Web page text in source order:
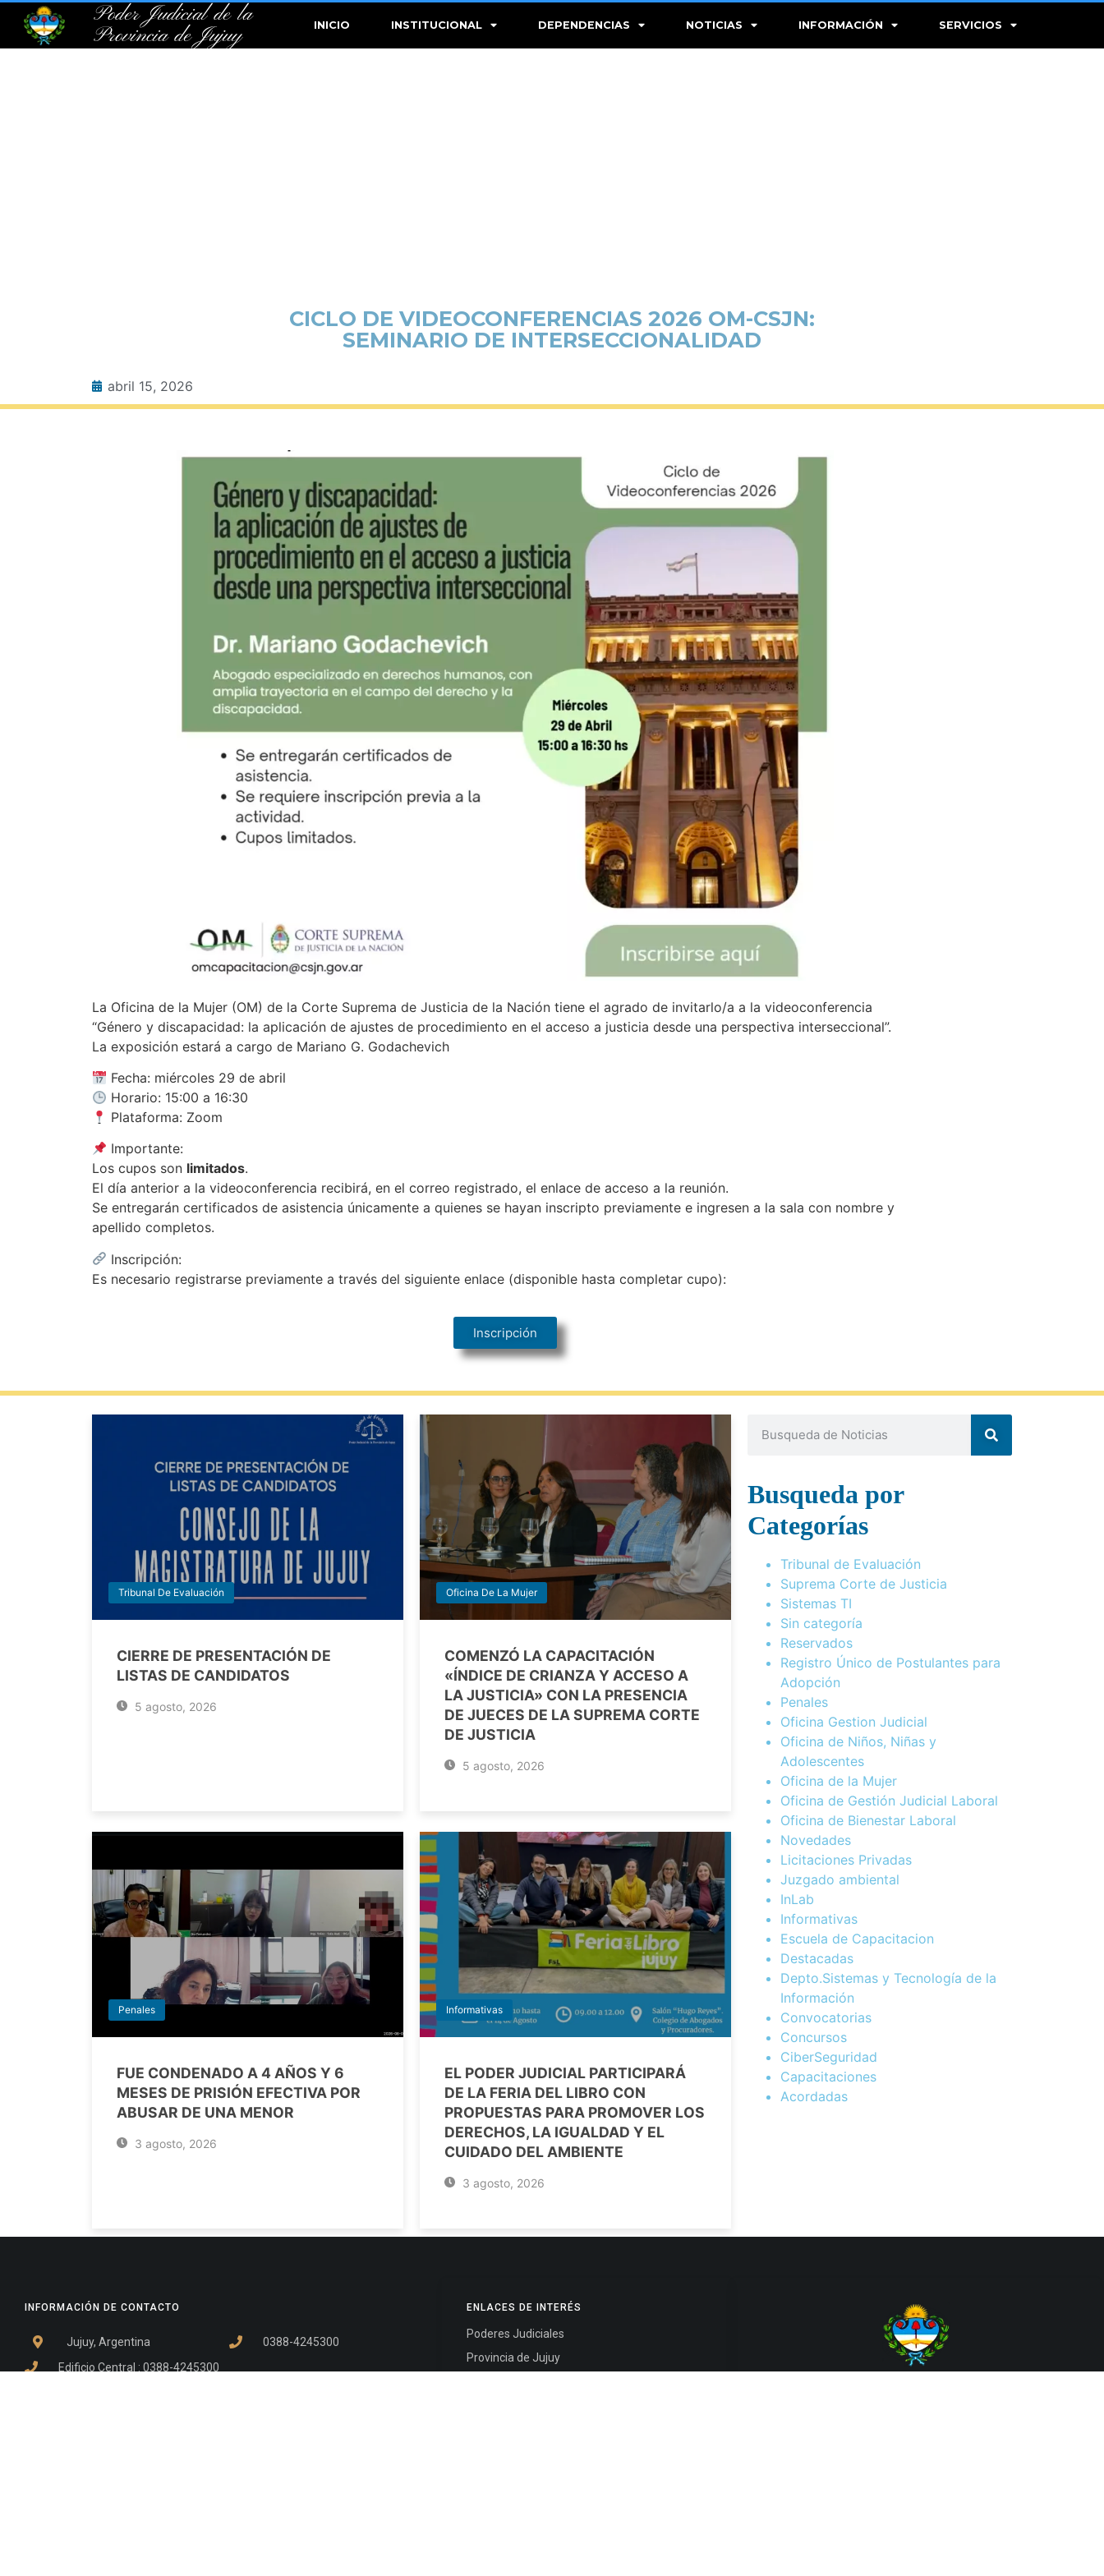
Poder Judicial de la
Provincia de Jujuy
INICIO INSTITUCIONAL DEPENDENCIAS NOTICIAS INFORMACIÓN SERVICIOS
CICLO DE VIDEOCONFERENCIAS 2026 OM-CSJN:
SEMINARIO DE INTERSECCIONALIDAD
abril 15, 2026
La Oficina de la Mujer (OM) de la Corte Suprema de Justicia de la Nación tiene el agrado de invitarlo/a a la videoconferencia
“Género y discapacidad: la aplicación de ajustes de procedimiento en el acceso a justicia desde una perspectiva interseccional”.
La exposición estará a cargo de Mariano G. Godachevich
Fecha: miércoles 29 de abril
Horario: 15:00 a 16:30
Plataforma: Zoom
Importante:
Los cupos son limitados.
El día anterior a la videoconferencia recibirá, en el correo registrado, el enlace de acceso a la reunión.
Se entregarán certificados de asistencia únicamente a quienes se hayan inscripto previamente e ingresen a la sala con nombre y
apellido completos.
Inscripción:
Es necesario registrarse previamente a través del siguiente enlace (disponible hasta completar cupo):
Inscripción
Tribunal De Evaluación
CIERRE DE PRESENTACIÓN DE
LISTAS DE CANDIDATOS
5 agosto, 2026
Oficina De La Mujer
COMENZÓ LA CAPACITACIÓN
«ÍNDICE DE CRIANZA Y ACCESO A
LA JUSTICIA» CON LA PRESENCIA
DE JUECES DE LA SUPREMA CORTE
DE JUSTICIA
5 agosto, 2026
Penales
FUE CONDENADO A 4 AÑOS Y 6
MESES DE PRISIÓN EFECTIVA POR
ABUSAR DE UNA MENOR
3 agosto, 2026
Informativas
EL PODER JUDICIAL PARTICIPARÁ
DE LA FERIA DEL LIBRO CON
PROPUESTAS PARA PROMOVER LOS
DERECHOS, LA IGUALDAD Y EL
CUIDADO DEL AMBIENTE
3 agosto, 2026
Busqueda por
Categorías
Tribunal de Evaluación
Suprema Corte de Justicia
Sistemas TI
Sin categoría
Reservados
Registro Único de Postulantes para
Adopción
Penales
Oficina Gestion Judicial
Oficina de Niños, Niñas y
Adolescentes
Oficina de la Mujer
Oficina de Gestión Judicial Laboral
Oficina de Bienestar Laboral
Novedades
Licitaciones Privadas
Juzgado ambiental
InLab
Informativas
Escuela de Capacitacion
Destacadas
Depto.Sistemas y Tecnología de la
Información
Convocatorias
Concursos
CiberSeguridad
Capacitaciones
Acordadas
INFORMACIÓN DE CONTACTO
Jujuy, Argentina
0388-4245300
Edificio Central : 0388-4245300
ENLACES DE INTERÉS
Poderes Judiciales
Provincia de Jujuy